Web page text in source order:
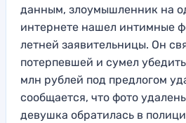
данным, злоумышленник на
интернете нашел интимные
летней заявительницы. Он
потерпевшей и сумел
млн рублей под предлогом
сообщается, что фото
девушка обратилась в